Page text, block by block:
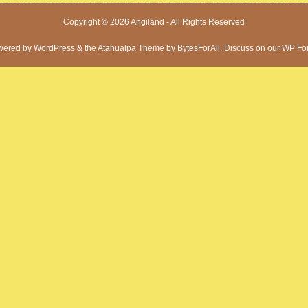
Copyright © 2026 Angiland - All Rights Reserved
by WordPress& the Atahualpa Theme by BytesForAll . Discuss on our WP